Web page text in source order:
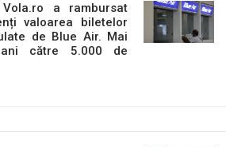
a rambursat
valoarea biletelor
de Blue Air. Mai
către 5.000 de